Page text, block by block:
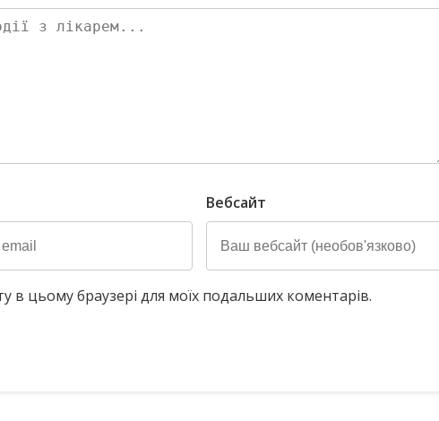
Вебсайт
в цьому браузері для моїх подальших коментарів.